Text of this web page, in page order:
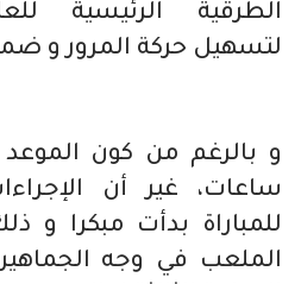
الطرقية الرئيسية
لتسهيل حركة المرور و
و بالرغم من كون الموعد
ساعات، غير أن
للمباراة بدأت مبكرا و
الملعب في وجه